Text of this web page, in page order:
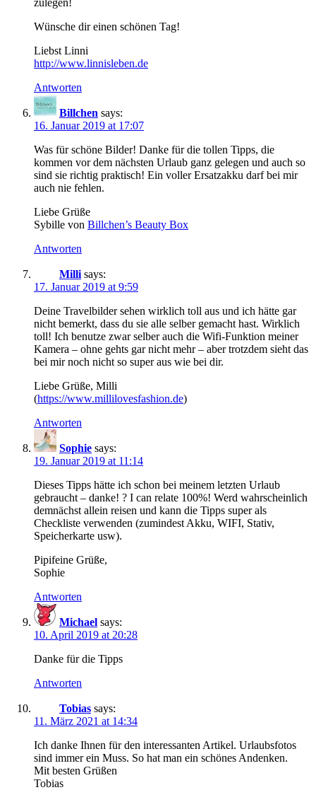
Wünsche dir einen schönen Tag!
Liebst Linni
http://www.linnisleben.de
Antworten
Billchen says:
16. Januar 2019 at 17:07
Was für schöne Bilder! Danke für die tollen Tipps, die
kommen vor dem nächsten Urlaub ganz gelegen und auch so
sind sie richtig praktisch! Ein voller Ersatzakku darf bei mir
auch nie fehlen.
Liebe Grüße
Sybille von Billchen’s Beauty Box
Antworten
Milli says:
17. Januar 2019 at 9:59
Deine Travelbilder sehen wirklich toll aus und ich hätte gar
nicht bemerkt, dass du sie alle selber gemacht hast. Wirklich
toll! Ich benutze zwar selber auch die Wifi-Funktion meiner
Kamera – ohne gehts gar nicht mehr – aber trotzdem sieht das
bei mir noch nicht so super aus wie bei dir.
Liebe Grüße, Milli
(https://www.millilovesfashion.de)
Antworten
Sophie says:
19. Januar 2019 at 11:14
Dieses Tipps hätte ich schon bei meinem letzten Urlaub
gebraucht – danke! ? I can relate 100%! Werd wahrscheinlich
demnächst allein reisen und kann die Tipps super als
Checkliste verwenden (zumindest Akku, WIFI, Stativ,
Speicherkarte usw).
Pipifeine Grüße,
Sophie
Antworten
Michael says:
10. April 2019 at 20:28
Danke für die Tipps
Antworten
Tobias says:
11. März 2021 at 14:34
Ich danke Ihnen für den interessanten Artikel. Urlaubsfotos
sind immer ein Muss. So hat man ein schönes Andenken.
Mit besten Grüßen
Tobias